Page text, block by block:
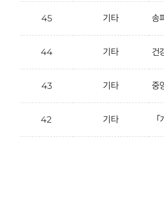
45 기타 송
44 기타 건
43 기타 중
42 기타